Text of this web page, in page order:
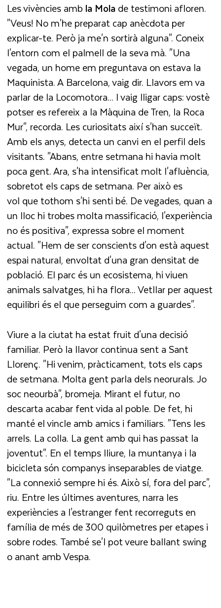
Les vivències amb la Molade testimoni afloren.
"Veus! No m'he preparat cap anècdota per
explicar-te. Però ja me'n sortirà alguna". Coneix
l'entorn com el palmell de la seva mà. "Una
vegada, un home em preguntava on estava la
Maquinista. A Barcelona, vaig dir. Llavors em va
parlar de la Locomotora... I vaig lligar caps: vostè
potser es refereix a la Màquina de Tren, la Roca
Mur", recorda. Les curiositats així s'han succeït.
Amb els anys, detecta un canvi en el perfil dels
visitants. "Abans, entre setmana hi havia molt
poca gent. Ara, s'ha intensificat molt l'afluència,
sobretot els caps de setmana. Per això es
vol que tothom s'hi senti bé. De vegades, quan a
un lloc hi trobes molta massificació, l'experiència
no és positiva", expressa sobre el moment
actual. "Hem de ser conscients d'on està aquest
espai natural, envoltat d'una gran densitat de
població. El parc és un ecosistema, hi viuen
animals salvatges, hi ha flora... Vetllar per aquest
equilibri és el que perseguim com a guardes".
Viure a la ciutat ha estat fruit d'una decisió
familiar. Però la llavor continua sent a Sant
Llorenç. "Hi venim, pràcticament, tots els caps
de setmana. Molta gent parla dels neorurals. Jo
soc neourbà", bromeja. Mirant el futur, no
descarta acabar fent vida al poble. De fet, hi
manté el vincle amb amics i familiars. "Tens les
arrels. La colla. La gent amb qui has passat la
joventut". En el temps lliure, la muntanya i la
bicicleta són companys inseparables de viatge.
"La connexió sempre hi és. Això sí, fora del parc",
riu. Entre les últimes aventures, narra les
experiències a l'estranger fent recorreguts en
família de més de 300 quilòmetres per etapes i
sobre rodes. També se'l pot veure ballant swing
o anant amb Vespa.